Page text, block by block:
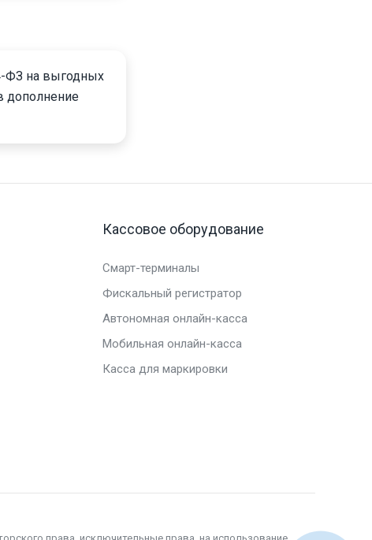
ФЗ на выгодных
дополнение
Кассовое оборудование
Смарт-терминалы
Фискальный регистратор
Автономная онлайн-касса
Мобильная онлайн-касса
Касса для маркировки
права, исключительные права, на использование